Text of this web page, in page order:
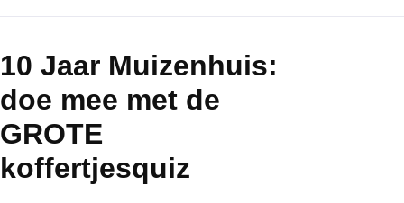
10 Jaar Muizenhuis:
doe mee met de
GROTE
koffertjesquiz